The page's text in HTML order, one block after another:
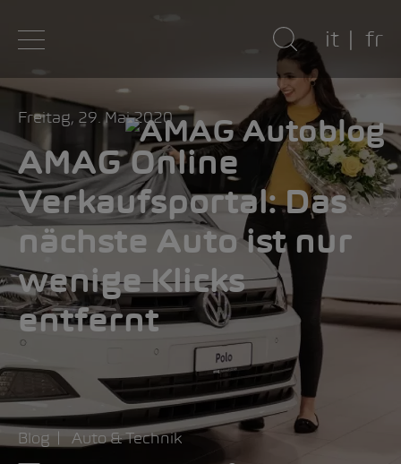
it fr
Freitag, 29. Mai 2020
AMAG Online
Verkaufsportal: Das
nächste Auto ist nur
wenige Klicks
entfernt
Blog Auto & Technik